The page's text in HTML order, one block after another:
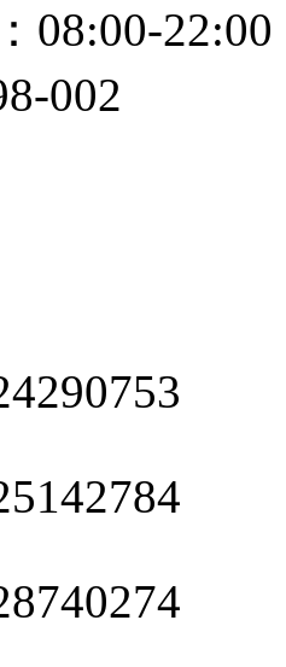
08:00-
002